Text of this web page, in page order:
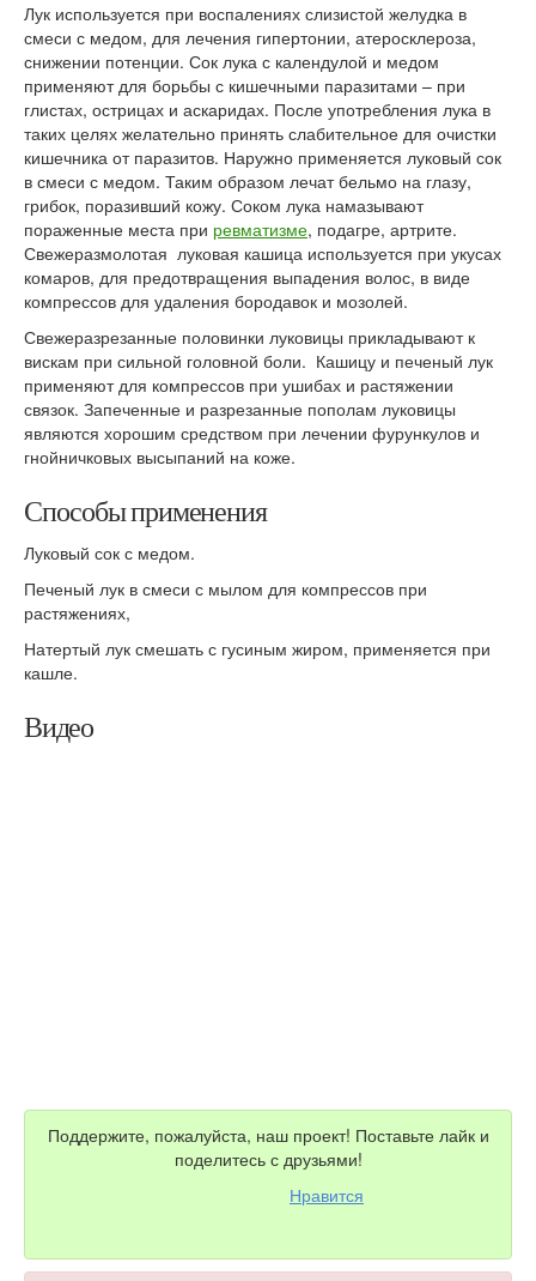
Лук используется при воспалениях слизистой желудка в
смеси с медом, для лечения гипертонии, атеросклероза,
снижении потенции. Сок лука с календулой и медом
применяют для борьбы с кишечными паразитами – при
глистах, острицах и аскаридах. После употребления лука в
таких целях желательно принять слабительное для очистки
кишечника от паразитов. Наружно применяется луковый сок
в смеси с медом. Таким образом лечат бельмо на глазу,
грибок, поразивший кожу. Соком лука намазывают
пораженные места при ревматизме, подагре, артрите.
Свежеразмолотая луковая кашица используется при укусах
комаров, для предотвращения выпадения волос, в виде
компрессов для удаления бородавок и мозолей.
Свежеразрезанные половинки луковицы прикладывают к
вискам при сильной головной боли. Кашицу и печеный лук
применяют для компрессов при ушибах и растяжении
связок. Запеченные и разрезанные пополам луковицы
являются хорошим средством при лечении фурункулов и
гнойничковых высыпаний на коже.
Способы применения
Луковый сок с медом.
Печеный лук в смеси с мылом для компрессов при
растяжениях,
Натертый лук смешать с гусиным жиром, применяется при
кашле.
Видео
Поддержите, пожалуйста, наш проект! Поставьте лайк и
поделитесь с друзьями!
Нравится